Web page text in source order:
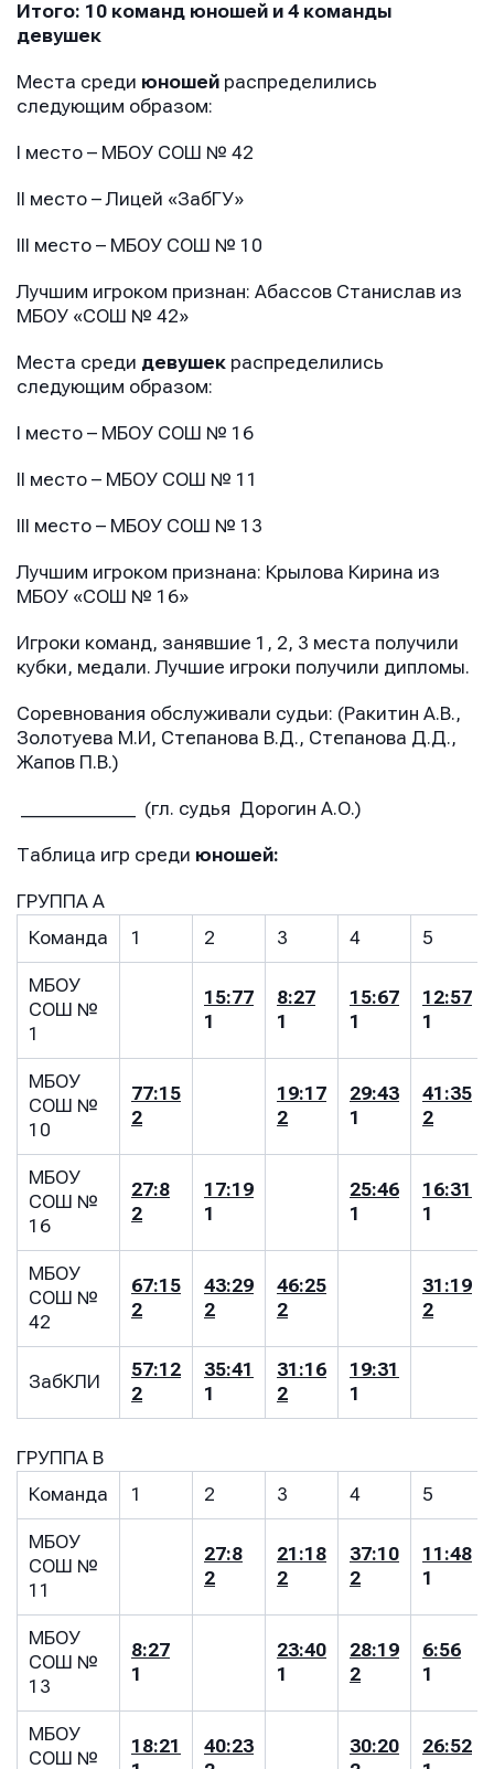
Итого: 10 команд юношей и 4 команды
девушек
Места среди юношей распределились
следующим образом:
I место – МБОУ СОШ № 42
II место – Лицей «ЗабГУ»
III место – МБОУ СОШ № 10
Лучшим игроком признан: Абассов Станислав из
МБОУ «СОШ № 42»
Места среди девушек распределились
следующим образом:
I место – МБОУ СОШ № 16
II место – МБОУ СОШ № 11
III место – МБОУ СОШ № 13
Лучшим игроком признана: Крылова Кирина из
МБОУ «СОШ № 16»
Игроки команд, занявшие 1, 2, 3 места получили
кубки, медали. Лучшие игроки получили дипломы.
Соревнования обслуживали судьи: (Ракитин А.В.,
Золотуева М.И, Степанова В.Д., Степанова Д.Д.,
Жапов П.В.)
_____________ (гл. судья Дорогин А.О.)
Таблица игр среди юношей:
ГРУППА А
Команда
1 2 3 4 5
МБОУ
СОШ №
1
15:77
1
8:27
1
15:67
1
12:57
1
МБОУ
СОШ №
10
77:15
2
19:17
2
29:43
1
41:35
2
МБОУ
СОШ №
16
27:8
2
17:19
1
25:46
1
16:31
1
МБОУ
СОШ №
42
67:15
2
43:29
2
46:25
2
31:19
2
ЗабКЛИ
57:12
2
35:41
1
31:16
2
19:31
1
ГРУППА В
Команда
1 2 3 4 5
МБОУ
СОШ №
11
27:8
2
21:18
2
37:10
2
11:48
1
МБОУ
СОШ №
13
8:27
1
23:40
1
28:19
2
6:56
1
МБОУ
СОШ №
18:21
40:23
30:20
26:52
Имя
Имя
Имя